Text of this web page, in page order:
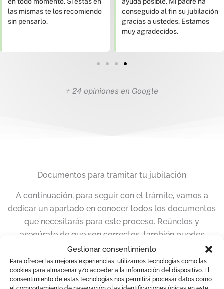
Gestionar consentimiento
Para ofrecer las mejores experiencias, utilizamos tecnologías como las
cookies para almacenar y/o acceder a la información del dispositivo. El
consentimiento de estas tecnologías nos permitirá procesar datos como
conseguido al fin su jubilación
gracias a ustedes. Estamos
+ 24 opiniones en Google
Documentos para tramitar tu jubilación
A continuación, para seguir con el trámite, vamos a
dedicar un apartado en conocer todos los documentos
que necesitarás para este proceso. Reúnelos y
asegúrate de que son correctos, también puedes
pedirnos más información al respecto. Queremos
facilitarte la gestión todo lo posible.
DNI/NIE/Pasaporte: tienes que presentar un